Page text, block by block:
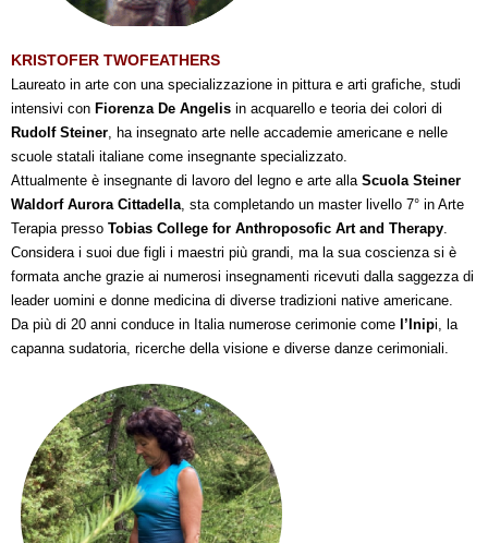
KRISTOFER TWOFEATHERS
Laureato in arte con una specializzazione in pittura e arti grafiche, studi
intensivi con Fiorenza De Angelis in acquarello e teoria dei colori di
Rudolf Steiner, ha insegnato arte nelle accademie americane e nelle
scuole statali italiane come insegnante specializzato.
Attualmente è insegnante di lavoro del legno e arte alla Scuola Steiner
Waldorf Aurora Cittadella, sta completando un master livello 7° in Arte
Terapia presso Tobias College for Anthroposofic Art and Therapy.
Considera i suoi due figli i maestri più grandi, ma la sua coscienza si è
formata anche grazie ai numerosi insegnamenti ricevuti dalla saggezza di
leader uomini e donne medicina di diverse tradizioni native americane.
Da più di 20 anni conduce in Italia numerose cerimonie come l’Inipi, la
capanna sudatoria, ricerche della visione e diverse danze cerimoniali.